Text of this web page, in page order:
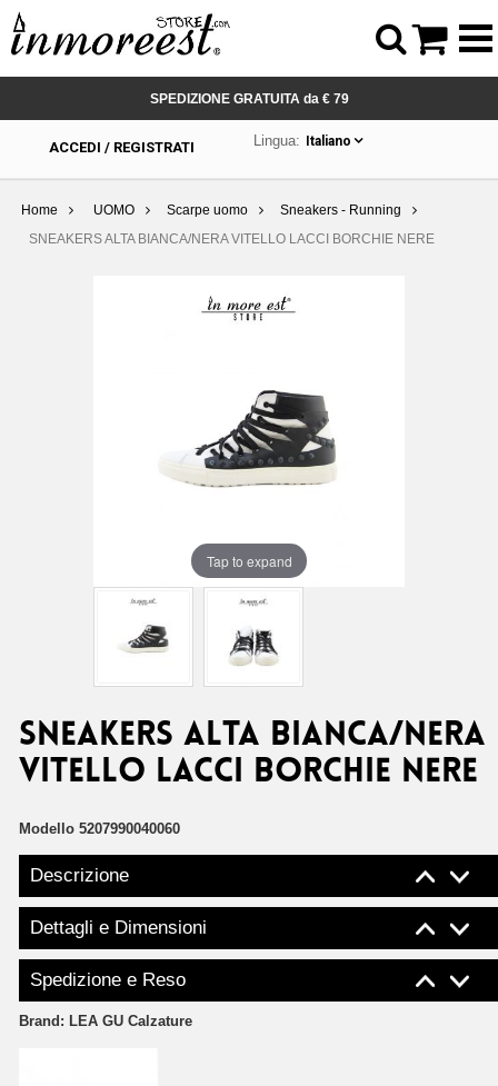
SPEDIZIONE GRATUITA da € 79
ACCEDI / REGISTRATI Lingua: Italiano
Home UOMO Scarpe uomo
Sneakers - Running
SNEAKERS ALTA BIANCA/NERA VITELLO LACCI BORCHIE NERE
Tap to expand
SNEAKERS ALTA BIANCA/NERA
VITELLO LACCI BORCHIE NERE
Modello 5207990040060
Descrizione
Dettagli e Dimensioni
Spedizione e Reso
Brand: LEA GU Calzature
 